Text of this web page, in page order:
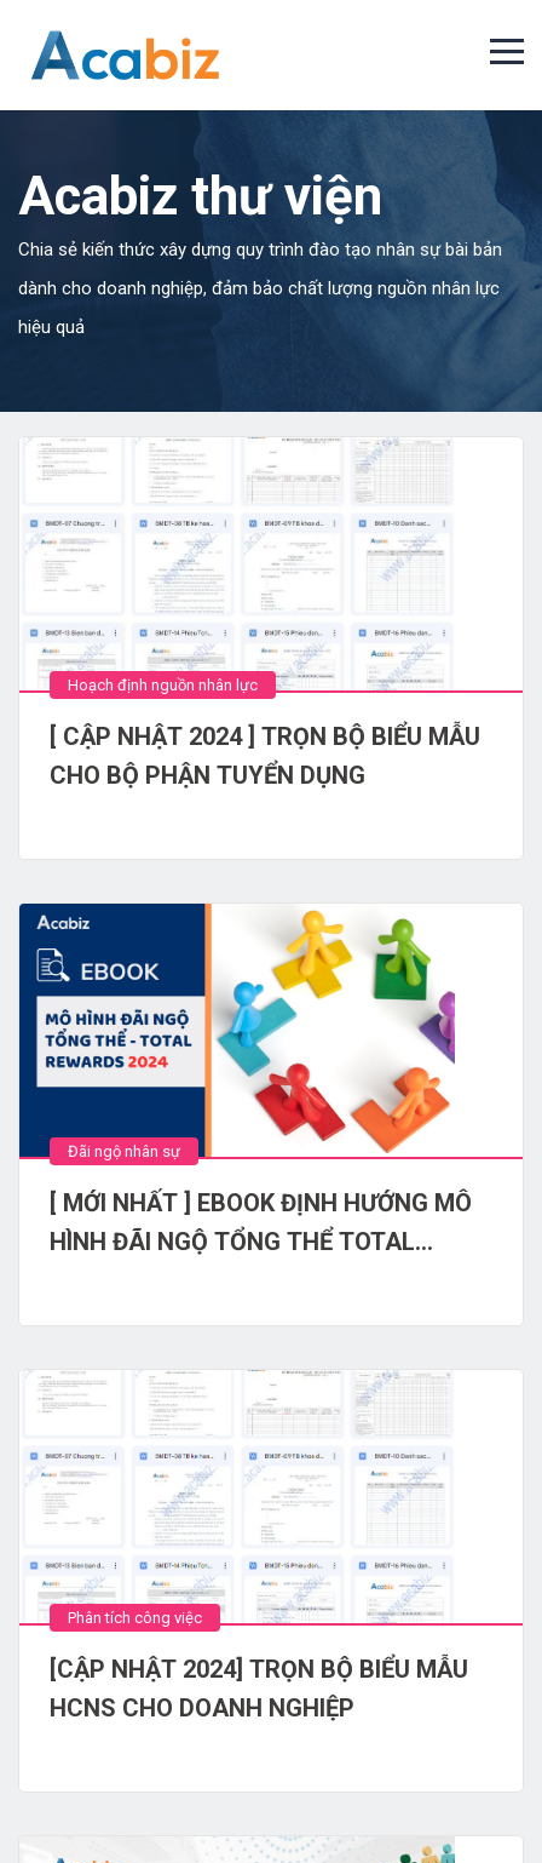
Acabiz thư viện
Chia sẻ kiến thức xây dựng quy trình đào tạo nhân sự bài bản
dành cho doanh nghiệp, đảm bảo chất lượng nguồn nhân lực
hiệu quả
Hoạch định nguồn nhân lực
[ CẬP NHẬT 2024 ] TRỌN BỘ BIỂU MẪU
CHO BỘ PHẬN TUYỂN DỤNG
Đãi ngộ nhân sự
[ MỚI NHẤT ] EBOOK ĐỊNH HƯỚNG MÔ
HÌNH ĐÃI NGỘ TỔNG THỂ TOTAL
Phân tích công việc
[CẬP NHẬT 2024] TRỌN BỘ BIỂU MẪU
HCNS CHO DOANH NGHIỆP